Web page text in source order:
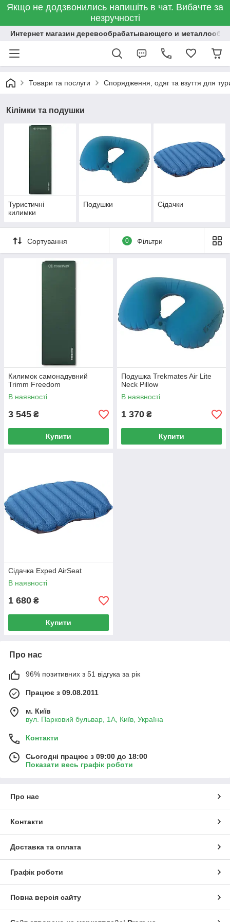
Якщо не додзвонились напишіть в чат. Вибачте за
незручності
Интернет магазин деревообрабатывающего и
Товари та послуги Спорядження, одяг та взуття для
Кілімки та подушки
Туристичні
килимки
Подушки Сідачки
Сортування 0 Фільтри
Килимок самонадувний
Trimm Freedom
В наявності
3 545 ₴
Купити
Подушка Trekmates Air Lite
Neck Pillow
В наявності
1 370 ₴
Купити
Сідачка Exped AirSeat
В наявності
1 680 ₴
Купити
Про нас
96% позитивних з 51 відгука за рік
Працює з 09.08.2011
м. Київ
вул. Парковий бульвар, 1А, Київ, Україна
Контакти
Сьогодні працює з 09:00 до 18:00
Показати весь графік роботи
Про нас
Контакти
Доставка та оплата
Графік роботи
Повна версія сайту